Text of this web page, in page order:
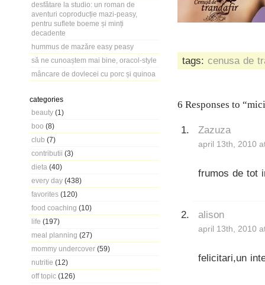
desfătare la studio: un roman de
aventuri coproducție mazi-peasy,
pentru suflete boeme și minți
decadente
hummus de mazăre easy peasy
să ne cunoaștem mai bine, oracol-style
mâncare de dovlecei cu porc și quinoa
categories
beauty (1)
boo (8)
club (7)
contributii (3)
dieta (40)
every day (438)
favorites (120)
food coaching (10)
life (197)
meal planning (27)
mommy undercover (59)
nutritie (12)
off topic (126)
tags: cenusa de
6 Responses to
Zazuza
april 13th, 2010
frumos de tot
alison
april 13th, 2010
felicitari,un